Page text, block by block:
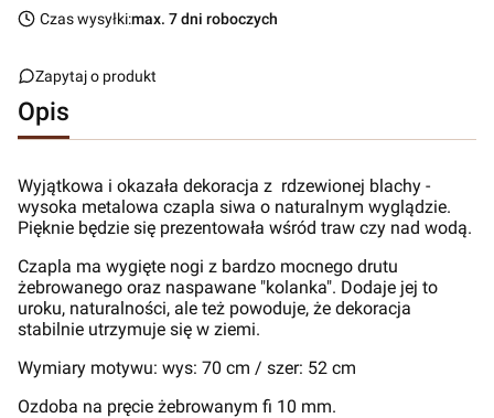
Czas wysyłki:max. 7 dni roboczych
Zapytaj o produkt
Opis
Wyjątkowa i okazała dekoracja z rdzewionej blachy -
wysoka metalowa czapla siwa o naturalnym wyglądzie.
Pięknie będzie się prezentowała wśród traw czy nad wodą.
Czapla ma wygięte nogi z bardzo mocnego drutu
żebrowanego oraz naspawane "kolanka". Dodaje jej to
uroku, naturalności, ale też powoduje, że dekoracja
stabilnie utrzymuje się w ziemi.
Wymiary motywu: wys: 70 cm / szer: 52 cm
Ozdoba na pręcie żebrowanym fi 10 mm.